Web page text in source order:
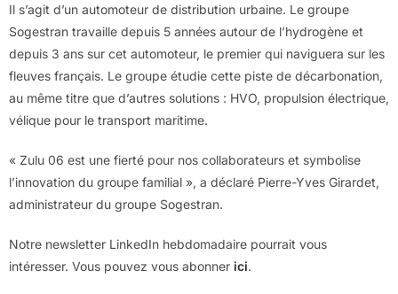
Il s’agit d’un automoteur de distribution urbaine. Le groupe
Sogestran travaille depuis 5 années autour de l’hydrogène et
depuis 3 ans sur cet automoteur, le premier qui naviguera sur les
fleuves français. Le groupe étudie cette piste de décarbonation,
au même titre que d’autres solutions : HVO, propulsion électrique,
vélique pour le transport maritime.
« Zulu 06 est une fierté pour nos collaborateurs et symbolise
l’innovation du groupe familial », a déclaré Pierre-Yves Girardet,
administrateur du groupe Sogestran.
Notre newsletter LinkedIn hebdomadaire pourrait vous
intéresser. Vous pouvez vous abonner ici.